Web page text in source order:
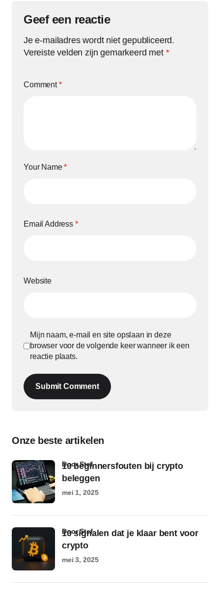
Geef een reactie
Je e-mailadres wordt niet gepubliceerd.
Vereiste velden zijn gemarkeerd met *
Comment*
Your Name*
Email Address *
Website
Mijn naam, e-mail en site opslaan in deze
browser voor de volgende keer wanneer ik een
reactie plaats.
Submit Comment
Onze beste artikelen
10 beginnersfouten bij crypto
beleggen
door Stef
mei 1, 2025
10 signalen dat je klaar bent voor
crypto
door Stef
mei 3, 2025